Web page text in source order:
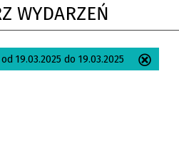
WYDARZEŃ
od 19.03.2025 do 19.03.2025